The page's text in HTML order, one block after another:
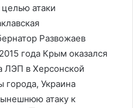
атаки
Развожаев
года Крым оказался
ЛЭП в Херсонской
города, Украина
атаку к